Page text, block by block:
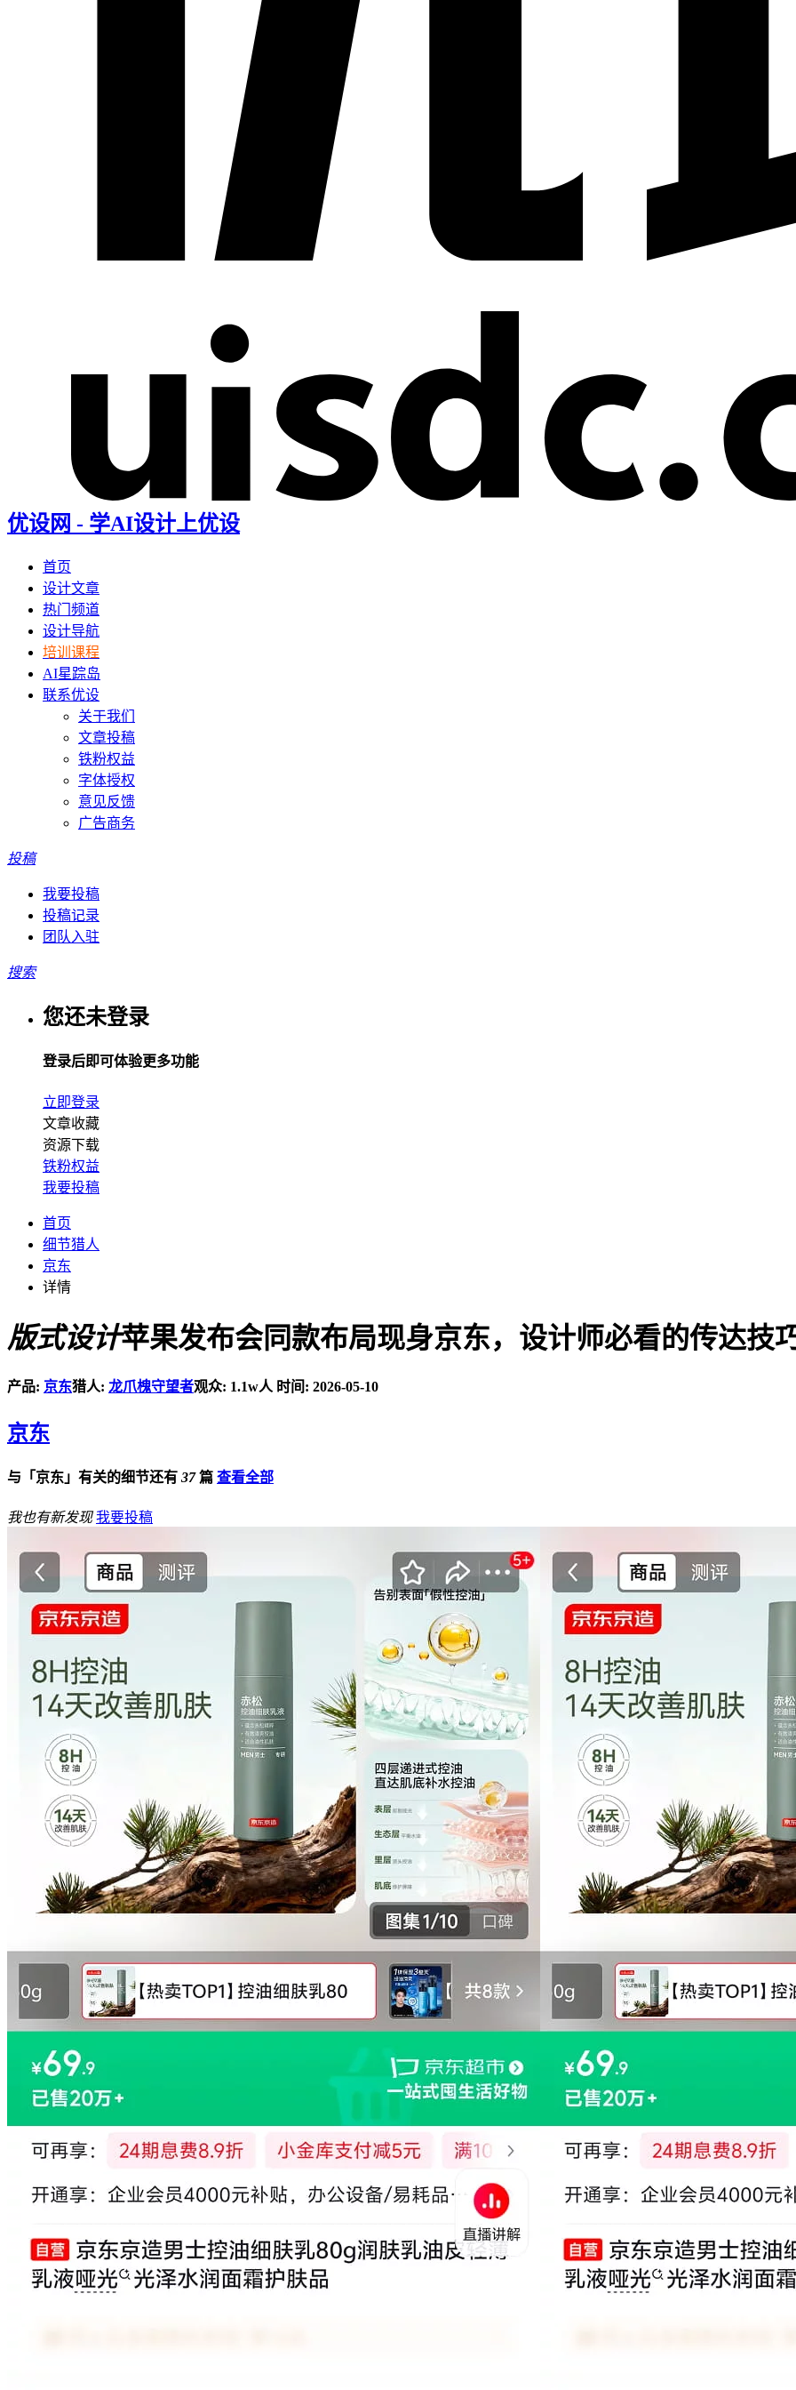
优设网 - 学AI设计上优设
首页
设计文章
热门频道
设计导航
培训课程
AI星踪岛
联系优设
关于我们
文章投稿
铁粉权益
字体授权
意见反馈
广告商务
投稿
我要投稿
投稿记录
团队入驻
搜索
您还未登录
登录后即可体验更多功能
立即登录
文章收藏
资源下载
铁粉权益
我要投稿
首页
细节猎人
京东
详情
版式设计苹果发布会同款布局现身京东，设计师必看的传达技
产品: 京东猎人: 龙爪槐守望者观众: 1.1w人 时间: 2026-05-10
京东
与「京东」有关的细节还有 37篇 查看全部
我也有新发现 我要投稿